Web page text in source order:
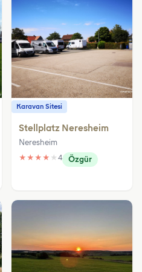
Karavan Sitesi
Stellplatz Neresheim
Neresheim
★ ★ ★ ★ ★ 4 Özgür